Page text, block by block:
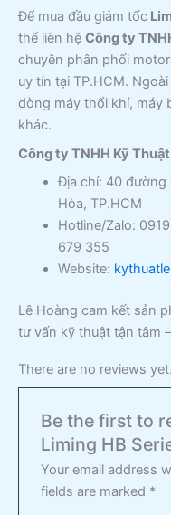
Để mua đầu giảm tốc
thể liên hệ Công ty
chuyên phân phối
uy tín tại TP.HCM.
dòng máy thổi khí, máy
khác.
Công ty TNHH Kỹ
Địa chỉ: 40 đường
Hòa, TP.HCM
Hotline/Zalo:
679 355
Website:
Lê Hoàng cam kết sản
tư vấn kỹ thuật tận tâm
There are no reviews yet.
Be the first to
Liming HB
Your email address
fields are marked *